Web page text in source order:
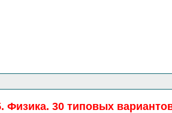
Физика. 30 типовых